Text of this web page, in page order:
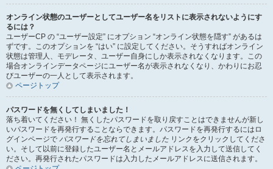
オンライン状態のユーザーとしてユーザー名をリストに表示されないようにす
るには？
ユーザーCP の “ユーザー設定” にオプション “オンライン状態を隠す” があるは
ずです。このオプションを “はい” に設定してください。そうすればオンライン
状態は管理人、モデレータ、ユーザー自身にしか表示されなくなります。この
場合オンラインデータページにユーザー名が表示されなくなり、かわりにお忍
びユーザーの一人として表示されます。
ページトップ
パスワードを無くしてしまいました！
落ち着いてください！ 無くしたパスワードを取り戻すことはできませんが新し
いパスワードを再発行することならできます。パスワードを再発行するにはロ
グインページで パスワードを忘れてしまいました リンクをクリックしてくださ
い。そして以前に登録したユーザー名とメールアドレスを入力して送信してく
ださい。再発行されたパスワードは入力したメールアドレスに送信されます。